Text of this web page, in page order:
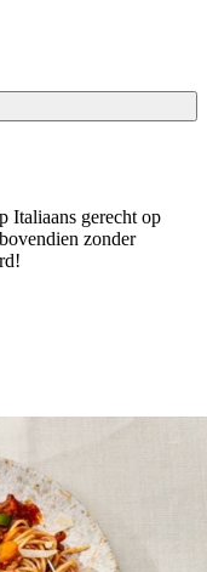
Italiaans gerecht op
zonder